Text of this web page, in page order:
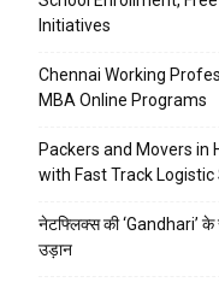
Initiatives
Chennai Working
MBA Online Programs
Packers and Movers in
with Fast Track Logistic
नेटफ्लिक्स की ‘Gandhari’ के
उड़ान